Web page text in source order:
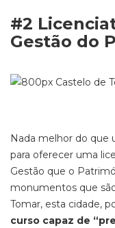
#2
Gestão do
Nada melhor do que
para oferecer uma
Gestão que o
monumentos que
Tomar, esta cidade,
curso capaz de